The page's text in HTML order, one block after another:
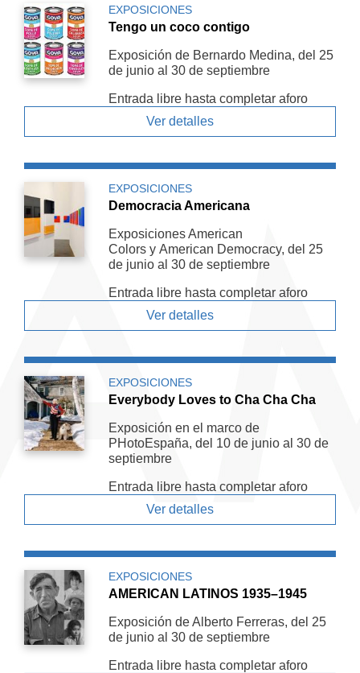
EXPOSICIONES
Tengo un coco contigo
Exposición de Bernardo Medina, del 25
de junio al 30 de septiembre
Entrada libre hasta completar aforo
Ver detalles
EXPOSICIONES
Democracia Americana
Exposiciones American
Colors y American De­mocracy, del 25
de junio al 30 de septiembre
Entrada libre hasta completar aforo
Ver detalles
EXPOSICIONES
Everybody Loves to Cha Cha Cha
Exposición en el marco de
PHotoEspaña, del 10 de junio al 30 de
septiembre
Entrada libre hasta completar aforo
Ver detalles
EXPOSICIONES
AMERICAN LATINOS 1935–1945
Exposición de Alberto Ferreras, del 25
de junio al 30 de septiembre
Entrada libre hasta completar aforo